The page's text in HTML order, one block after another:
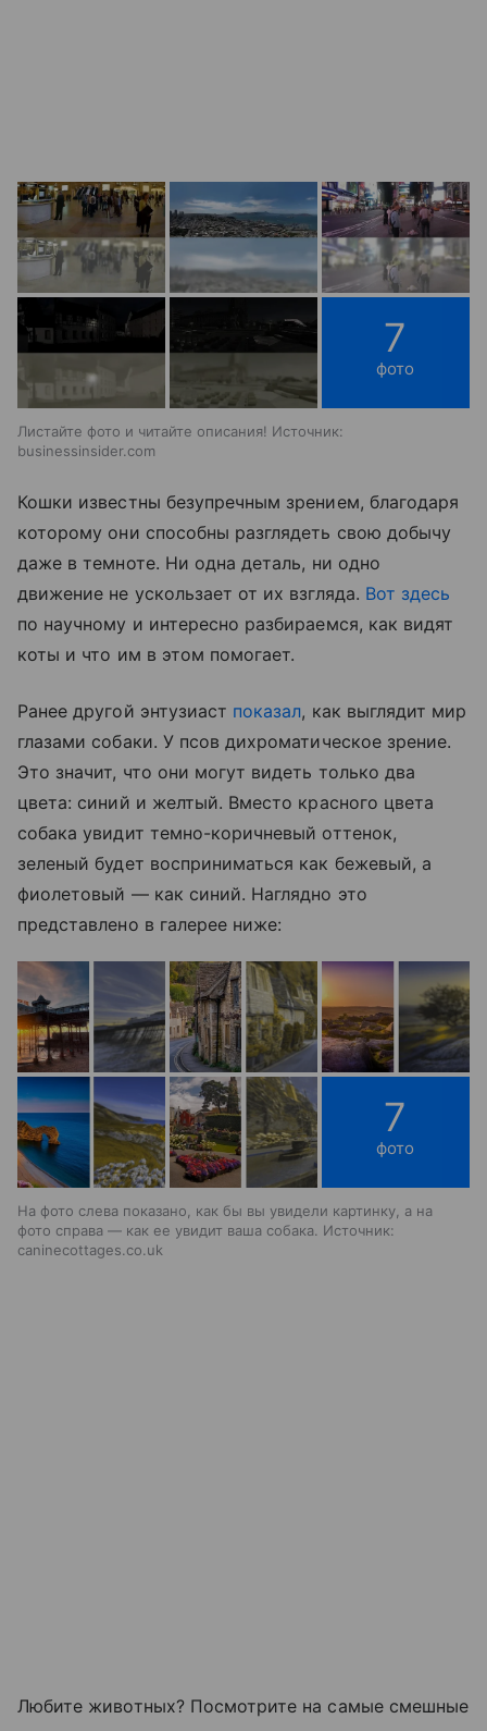
7
фото
Листайте фото и читайте описания! Источник:
businessinsider.com
Кошки известны безупречным зрением, благодаря
которому они способны разглядеть свою добычу
даже в темноте. Ни одна деталь, ни одно
движение не ускользает от их взгляда. Вот здесь
по научному и интересно разбираемся, как видят
коты и что им в этом помогает.
Ранее другой энтузиаст показал, как выглядит мир
глазами собаки. У псов дихроматическое зрение.
Это значит, что они могут видеть только два
цвета: синий и желтый. Вместо красного цвета
собака увидит темно-коричневый оттенок,
зеленый будет восприниматься как бежевый, а
фиолетовый — как синий. Наглядно это
представлено в галерее ниже:
7
фото
На фото слева показано, как бы вы увидели картинку, а на
фото справа — как ее увидит ваша собака. Источник:
caninecottages.co.uk
Любите животных? Посмотрите на самые смешные